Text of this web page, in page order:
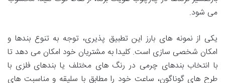
می شود.
یکی از نمونه های بارز این تطبیق پذیری، توجه به تنوع بندها و
امکان شخصی سازی است. کلیدا به مشتریان خود امکان می دهد تا
با انتخاب بندهای چرمی در رنگ های مختلف یا بندهای فلزی با
طرح های گوناگون، ساعت خود را مطابق با سلیقه و مناسبت های